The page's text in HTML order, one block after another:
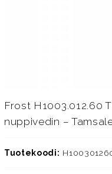
Frost H1003.012.60
nuppivedin –
Tuotekoodi: